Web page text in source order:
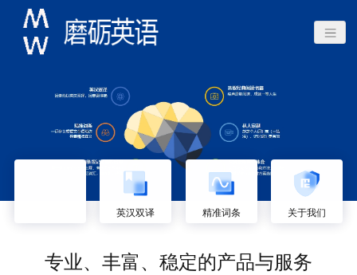
英汉双译 精准词条 关于我们
专业、丰富、稳定的产品与服务